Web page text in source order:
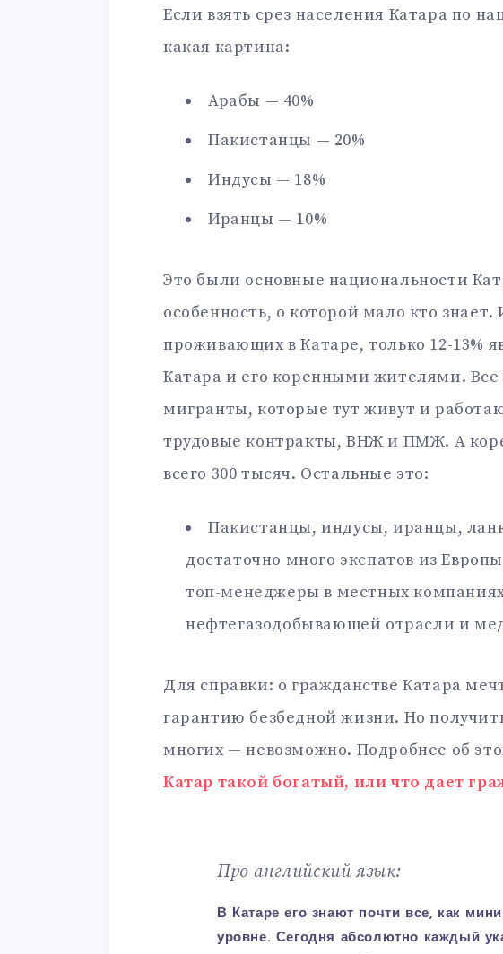
Если взять срез населения Катара по
какая картина:
Арабы — 40%
Пакистанцы — 20%
Индусы — 18%
Иранцы — 10%
Это были основные национальности
особенность, о которой мало кто знает.
проживающих в Катаре, только 12-13%
Катара и его коренными жителями. Все
мигранты, которые тут живут и
трудовые контракты, ВНЖ и ПМЖ. А
всего 300 тысяч. Остальные это:
Пакистанцы, индусы, иранцы,
достаточно много экспатов из
топ-менеджеры в местных
нефтегазодобывающей отрасли и
Для справки: о гражданстве Катара
гарантию безбедной жизни. Но
многих — невозможно. Подробнее об
Катар такой богатый, или что дает
Про английский язык:
В Катаре его знают почти все, как
уровне. Сегодня абсолютно каждый